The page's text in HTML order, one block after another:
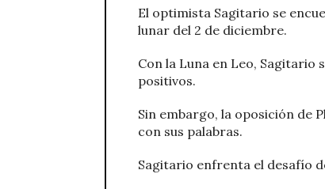
El optimista Sagitario se
lunar del 2 de diciembre.
Con la Luna en Leo, Sagitario
positivos.
Sin embargo, la oposición de
con sus palabras.
Sagitario enfrenta el desafío